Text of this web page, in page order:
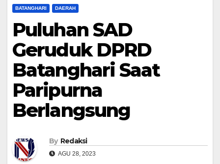
BATANGHARI DAERAH
Puluhan SAD
Geruduk DPRD
Batanghari Saat
Paripurna
Berlangsung
By Redaksi
AGU 28, 2023